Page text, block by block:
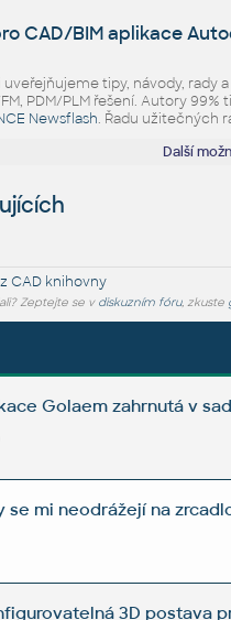
CAD/BIM aplikace
tipy, návody, rady
FM, PDM/PLM řešení. Autory
Newsflash. Řadu užitečných
Další
CAD knihovny
Zeptejte se v diskuzním fóru, zkuste
Golaem zahrnutá v
se mi neodrážejí na
3D postava